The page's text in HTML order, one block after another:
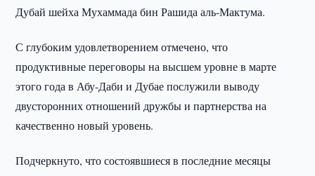
Дубай шейха Мухаммада бин Рашида аль-Мактума.
С глубоким удовлетворением отмечено, что
продуктивные переговоры на высшем уровне в марте
этого года в Абу-Даби и Дубае послужили выводу
двусторонних отношений дружбы и партнерства на
качественно новый уровень.
Подчеркнуто, что состоявшиеся в последние месяцы